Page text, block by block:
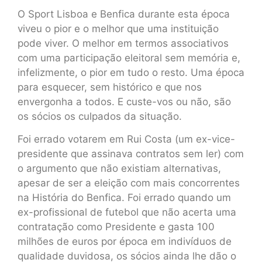
O Sport Lisboa e Benfica durante esta época
viveu o pior e o melhor que uma instituição
pode viver. O melhor em termos associativos
com uma participação eleitoral sem memória e,
infelizmente, o pior em tudo o resto. Uma época
para esquecer, sem histórico e que nos
envergonha a todos. E custe-vos ou não, são
os sócios os culpados da situação.
Foi errado votarem em Rui Costa (um ex-vice-
presidente que assinava contratos sem ler) com
o argumento que não existiam alternativas,
apesar de ser a eleição com mais concorrentes
na História do Benfica. Foi errado quando um
ex-profissional de futebol que não acerta uma
contratação como Presidente e gasta 100
milhões de euros por época em indivíduos de
qualidade duvidosa, os sócios ainda lhe dão o